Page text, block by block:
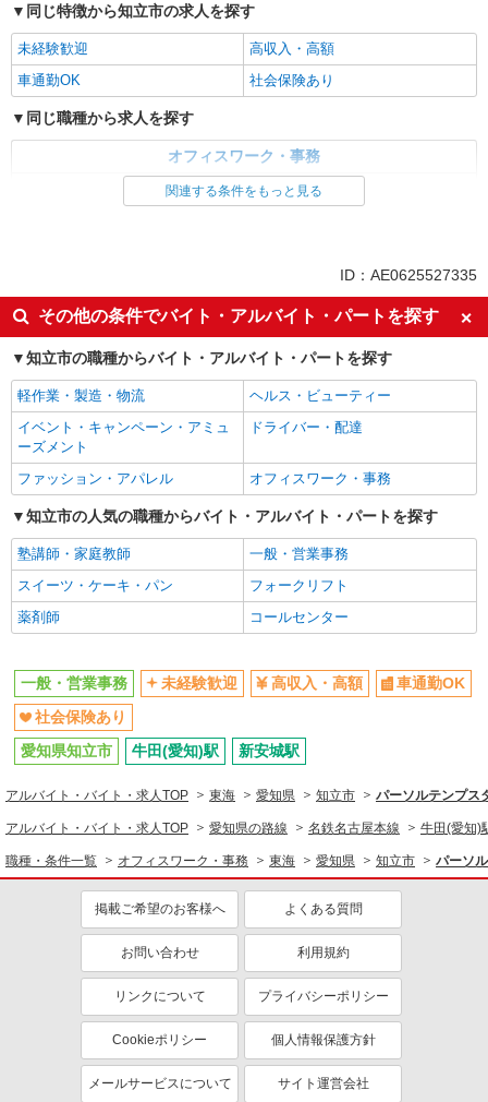
（刈谷）/26-0615789
［開始日の相談OK］未経験OK！決まった業務
の繰り返しが基本★コツコツ事務
愛知県知立市／最寄駅：牛田（愛知県）駅、東
刈谷駅 ●刈谷・安城・岡崎からもアクセス抜
群 ≪車通勤可≫ ※敷地内に無料の駐車場あり◎
キープ 詳細を見る
時間相談◎＜土日祝休＋残業なし＞コツコツ入
力メインのカンタン事務
愛知県知立市／最寄駅：知立駅、一ツ木駅
≪車通勤可≫ 無料Pあり
詳細を見る
同じ特徴から知立市の求人を探す
未経験歓迎
高収入・高額
車通勤OK
社会保険あり
同じ職種から求人を探す
オフィスワーク・事務
社会保険あり
関連する条件をもっと見る
ID：AE0625527335
その他の条件でバイト・アルバイト・パートを探す
知立市の職種からバイト・アルバイト・パートを探す
軽作業・製造・物流
ヘルス・ビューティー
イベント・キャンペーン・アミュ
ーズメント
ドライバー・配達
ファッション・アパレル オフィスワーク・事務
知立市の人気の職種からバイト・アルバイト・パートを探す
塾講師・家庭教師
一般・営業事務
スイーツ・ケーキ・パン
フォークリフト
薬剤師
コールセンター
一般・営業事務 未経験歓迎 高収入・高額
車通勤OK
社会保険あり
愛知県知立市
牛田(愛知)駅 新安城駅
アルバイト・バイト・求人TOP 東海 愛知県 知立市 パーソルテンプス
アルバイト・バイト・求人TOP 愛知県の路線 名鉄名古屋本線 牛田(愛知)
職種・条件一覧 オフィスワーク・事務 東海 愛知県 知立市 パーソ
掲載ご希望のお客様へ よくある質問
お問い合わせ 利用規約
リンクについて プライバシーポリシー
Cookieポリシー 個人情報保護方針
メールサービスについて サイト運営会社